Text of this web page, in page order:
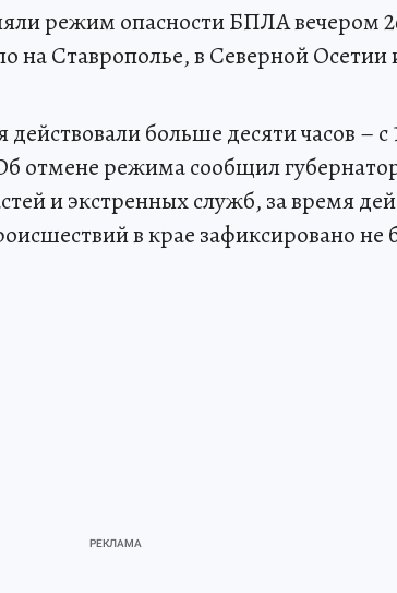
режим опасности БПЛА вечером
на Ставрополье, в Северной Осетии
больше десяти часов – с
отмене режима сообщил
и экстренных служб, за время
в крае зафиксировано не